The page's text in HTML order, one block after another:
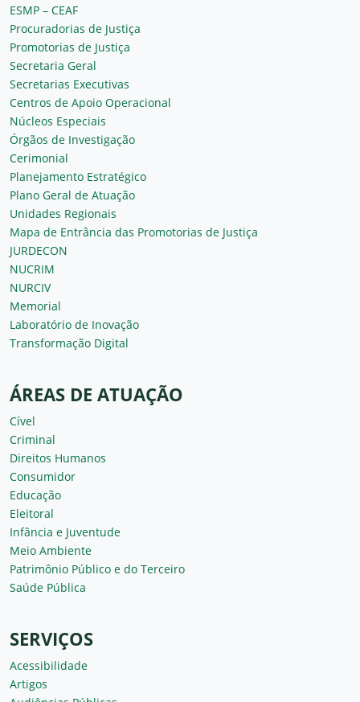
ESMP – CEAF
Procuradorias de Justiça
Promotorias de Justiça
Secretaria Geral
Secretarias Executivas
Centros de Apoio Operacional
Núcleos Especiais
Órgãos de Investigação
Cerimonial
Planejamento Estratégico
Plano Geral de Atuação
Unidades Regionais
Mapa de Entrância das Promotorias de Justiça
JURDECON
NUCRIM
NURCIV
Memorial
Laboratório de Inovação
Transformação Digital
ÁREAS DE ATUAÇÃO
Cível
Criminal
Direitos Humanos
Consumidor
Educação
Eleitoral
Infância e Juventude
Meio Ambiente
Patrimônio Público e do Terceiro
Saúde Pública
SERVIÇOS
Acessibilidade
Artigos